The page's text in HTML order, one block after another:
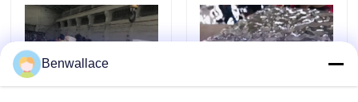
Les affaires
Benwallace